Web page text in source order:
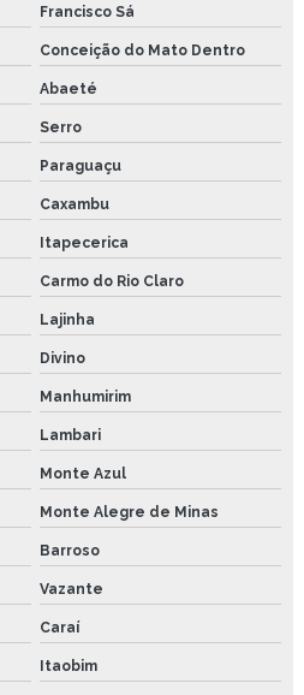
Francisco Sá
Conceição do Mato Dentro
Abaeté
Serro
Paraguaçu
Caxambu
Itapecerica
Carmo do Rio Claro
Lajinha
Divino
Manhumirim
Lambari
Monte Azul
Monte Alegre de Minas
Barroso
Vazante
Caraí
Itaobim